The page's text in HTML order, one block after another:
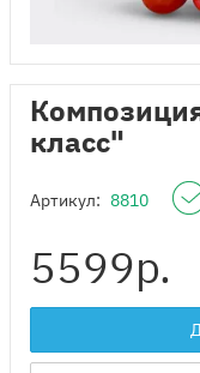
класс"
Артикул: 8810
5599р.